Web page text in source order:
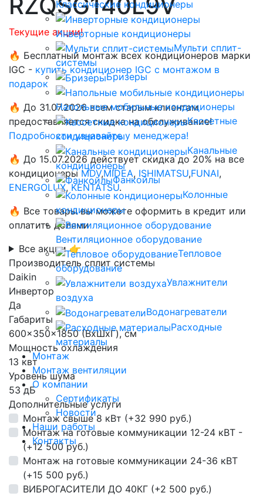
Классические кондиционеры
Инверторные кондиционеры
Мульти сплит-
системы
Бризеры
Напольные мобильные кондиционеры
Кассетные
кондиционеры
Канальные
кондиционеры
Фанкойлы
Колонные
кондиционеры
Вентиляционное оборудование
Тепловое
оборудование
Увлажнители
воздуха
Водонагреватели
Расходные
материалы
Монтаж
Монтаж вентиляции
О компании
Сертификаты
Новости
Наши работы
Контакты
Текущие акции!
🔥 Бесплатный монтаж всех кондиционеров марки
IGC - купить кондиционер IGC с монтажом в
подарок
🔥 До 31.07.2026 всем старым клиентам
предоставляется скидка на обслуживание!
Подробности узнавайте у менеджера!
🔥 До 15.07.2026 действует скидка до 20% на все
кондиционерыMDV,MIDEA, ISHIMATSU,FUNAI,
ENERGOLUX,KENTATSU.
🔥 Все товары вы можете оформить в кредит или
оплатить долями
Все акции 👉
Производитель сплит системы
Daikin
Инвертор
Да
Габариты
600x350x1850 (ВхШхГ), см
Мощность охлаждения
13 квт
Уровень шума
53 дБ
Дополнительные услуги
Монтаж свыше 8 кВт (+32 990 руб.)
Монтаж на готовые коммуникации 12-24 кВТ -
(+12 500 руб.)
Монтаж на готовые коммуникации 24-36 кВТ
(+15 500 руб.)
ВИБРОГАСИТЕЛИ ДО 40КГ (+2 500 руб.)